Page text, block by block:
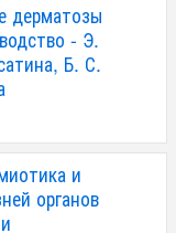
дерматозы
- Э.
Б. С.
и
органов